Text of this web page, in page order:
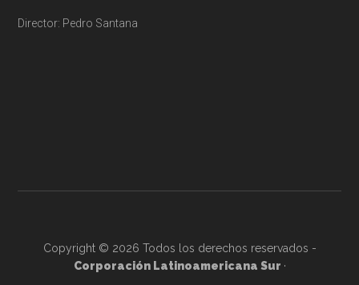
Director: Pedro Santana
Copyright © 2026 Todos los derechos reservados -
Corporación Latinoamericana Sur ·